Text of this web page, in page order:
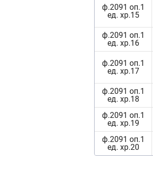
ф.2091 оп.1
ед. хр.15
ф.2091 оп.1
ед. хр.16
ф.2091 оп.1
ед. хр.17
ф.2091 оп.1
ед. хр.18
ф.2091 оп.1
ед. хр.19
ф.2091 оп.1
ед. хр.20